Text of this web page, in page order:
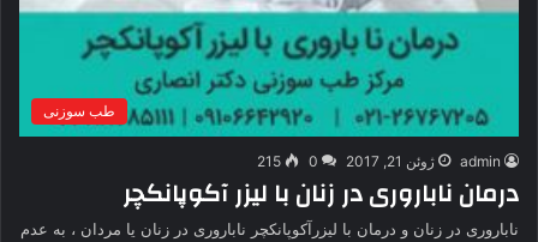
طب سوزنی
admin ژوئن 21, 2017 0
215
درمان ناباروری در زنان با لیزر آکوپانکچر
ناباروری در زنان و درمان با لیزرآکوپانکچر ناباروری در زنان یا مردان ، به عدم